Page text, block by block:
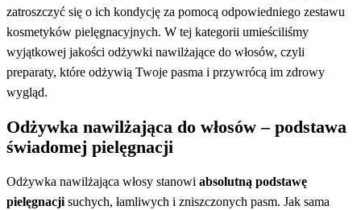
zatroszczyć się o ich kondycję za pomocą odpowiedniego zestawu
kosmetyków pielęgnacyjnych. W tej kategorii umieściliśmy
wyjątkowej jakości odżywki nawilżające do włosów, czyli
preparaty, które odżywią Twoje pasma i przywrócą im zdrowy
wygląd.
Odżywka nawilżająca do włosów – podstawa
świadomej pielęgnacji
Odżywka nawilżająca włosy stanowi absolutną podstawę
pielęgnacjisuchych, łamliwych i zniszczonych pasm. Jak sama